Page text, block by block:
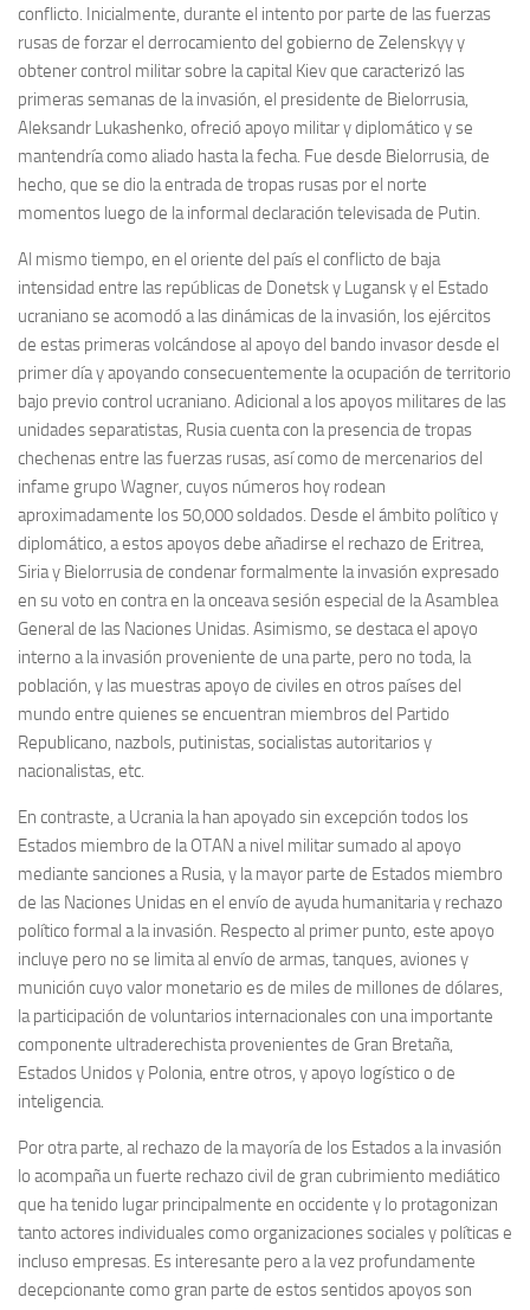
conflicto. Inicialmente, durante el intento por parte de las fuerzas
rusas de forzar el derrocamiento del gobierno de Zelenskyy y
obtener control militar sobre la capital Kiev que caracterizó las
primeras semanas de la invasión, el presidente de Bielorrusia,
Aleksandr Lukashenko, ofreció apoyo militar y diplomático y se
mantendría como aliado hasta la fecha. Fue desde Bielorrusia, de
hecho, que se dio la entrada de tropas rusas por el norte
momentos luego de la informal declaración televisada de Putin.
Al mismo tiempo, en el oriente del país el conflicto de baja
intensidad entre las repúblicas de Donetsk y Lugansk y el Estado
ucraniano se acomodó a las dinámicas de la invasión, los ejércitos
de estas primeras volcándose al apoyo del bando invasor desde el
primer día y apoyando consecuentemente la ocupación de territorio
bajo previo control ucraniano. Adicional a los apoyos militares de las
unidades separatistas, Rusia cuenta con la presencia de tropas
chechenas entre las fuerzas rusas, así como de mercenarios del
infame grupo Wagner, cuyos números hoy rodean
aproximadamente los 50,000 soldados. Desde el ámbito político y
diplomático, a estos apoyos debe añadirse el rechazo de Eritrea,
Siria y Bielorrusia de condenar formalmente la invasión expresado
en su voto en contra en la onceava sesión especial de la Asamblea
General de las Naciones Unidas. Asimismo, se destaca el apoyo
interno a la invasión proveniente de una parte, pero no toda, la
población, y las muestras apoyo de civiles en otros países del
mundo entre quienes se encuentran miembros del Partido
Republicano, nazbols, putinistas, socialistas autoritarios y
nacionalistas, etc.
En contraste, a Ucrania la han apoyado sin excepción todos los
Estados miembro de la OTAN a nivel militar sumado al apoyo
mediante sanciones a Rusia, y la mayor parte de Estados miembro
de las Naciones Unidas en el envío de ayuda humanitaria y rechazo
político formal a la invasión. Respecto al primer punto, este apoyo
incluye pero no se limita al envío de armas, tanques, aviones y
munición cuyo valor monetario es de miles de millones de dólares,
la participación de voluntarios internacionales con una importante
componente ultraderechista provenientes de Gran Bretaña,
Estados Unidos y Polonia, entre otros, y apoyo logístico o de
inteligencia.
Por otra parte, al rechazo de la mayoría de los Estados a la invasión
lo acompaña un fuerte rechazo civil de gran cubrimiento mediático
que ha tenido lugar principalmente en occidente y lo protagonizan
tanto actores individuales como organizaciones sociales y políticas e
incluso empresas. Es interesante pero a la vez profundamente
decepcionante como gran parte de estos sentidos apoyos son